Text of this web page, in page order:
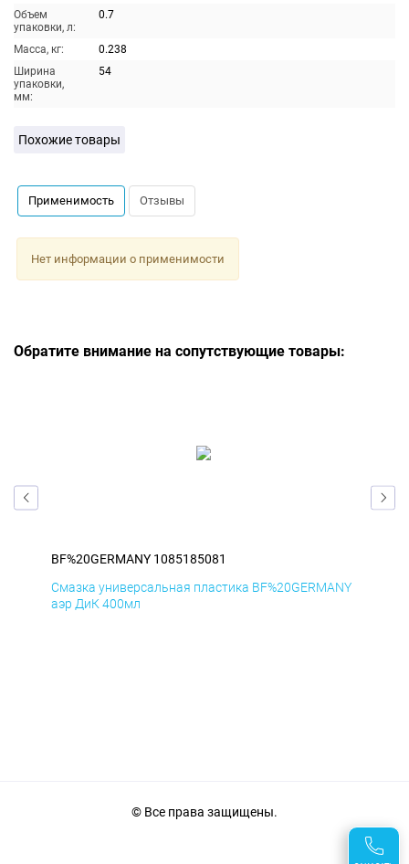
Объем
упаковки, л:
0.7
Масса, кг:
0.238
Ширина
упаковки,
мм:
54
Похожие товары
Применимость Отзывы
Нет информации о применимости
Обратите внимание на сопутствующие товары:
BF%20GERMANY 1085185081
Смазка универсальная пластика BF%20GERMANY
аэр ДиК 400мл
© Все права защищены.